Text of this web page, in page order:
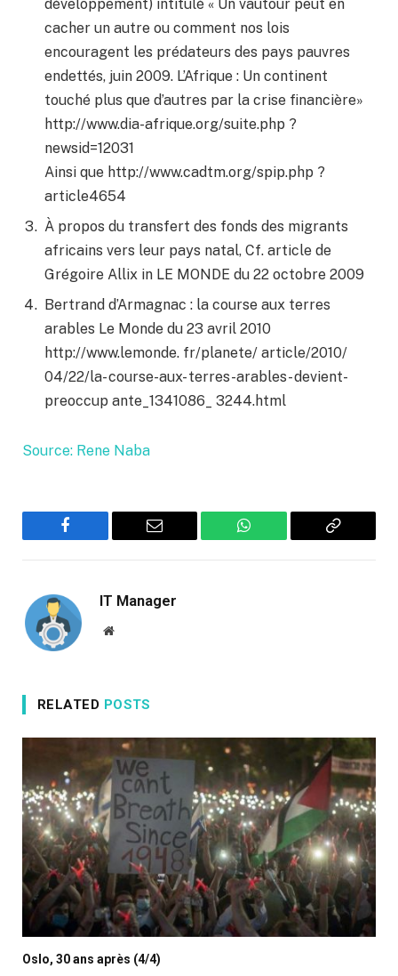
développement) intitulé « Un vautour peut en
cacher un autre ou comment nos lois
encouragent les prédateurs des pays pauvres
endettés, juin 2009. L’Afrique : Un continent
touché plus que d’autres par la crise financière»
http://www.dia-afrique.org/suite.php ?
newsid=12031
Ainsi que http://www.cadtm.org/spip.php ?
article4654
À propos du transfert des fonds des migrants
africains vers leur pays natal, Cf. article de
Grégoire Allix in LE MONDE du 22 octobre 2009
Bertrand d’Armagnac : la course aux terres
arables Le Monde du 23 avril 2010
http://www.lemonde. fr/planete/ article/2010/
04/22/la- course-aux- terres-arables- devient-
preoccup ante_1341086_ 3244.html
Source: Rene Naba
Facebook Email WhatsApp
Copy
IT Manager
Website
RELATED POSTS
Oslo, 30 ans après (4/4)